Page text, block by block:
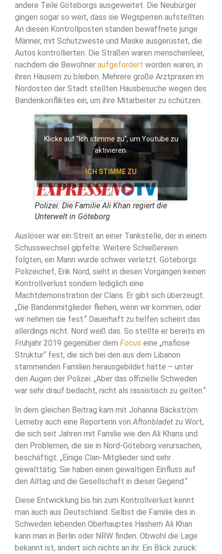
andere Teile Göteborgs ausgeweitet. Die Neubürger
gingen sogar so weit, dass sie Wegsperren aufstellten.
An diesen Kontrollposten standen bewaffnete junge
Männer, mit Schutzweste und Maske ausgerüstet, die
Autos kontrollierten. Die Straßen waren menschenleer,
nachdem die Bewohner aufgefordert worden waren, in
ihren Häusern zu bleiben. Mehrere große Arztpraxen im
Nordosten der Stadt stellten Hausbesuche wegen des
Bandenkonfliktes ein, um ihre Mitarbeiter zu schützen.
Klicke auf "Ich stimme zu", um Youtube zu
aktivieren
ICH STIMME ZU
Polizei: Die Familie Ali Khan regiert die
Unterwelt in Göteborg
Auslöser war ein Streit an einer Tankstelle, der in einem
Schusswechsel gipfelte. Weitere Schießereien
folgten, ein Mann wurde schwer verletzt. Göteborgs
Polizeichef, Erik Nord, sieht in diesen Vorgängen keinen
Kontrollverlust sondern lediglich eine
Machtdemonstration der Clans. Er gibt sich überzeugt:
„Die Bandenmitglieder fliehen, wenn wir kommen, oder
wir nehmen sie fest.“ Dauerhaft zu helfen scheint das
allerdings nicht. Nord weiß das. So stellte er bereits im
Frühjahr 2019 gegenüber dem Focus eine „mafiöse
Struktur“ fest, die sich bei den aus dem Libanon
stammenden Familien herausgebildet hätte – unter
den Augen der Polizei: „Aber das offizielle Schweden
war sehr drauf bedacht, nicht als rassistisch zu gelten.“
In dem gleichen Beitrag kam mit Johanna Bäckström
Lerneby auch eine Reporterin von Aftonbladet zu Wort,
die sich seit Jahren mit Familie wie den Ali Khans und
den Problemen, die sie in Nord-Göteborg verursachen,
beschäftigt: „Einige Clan-Mitglieder sind sehr
gewalttätig. Sie haben einen gewaltigen Einfluss auf
den Alltag und die Gesellschaft in dieser Gegend.“
Diese Entwicklung bis hin zum Kontrollverlust kennt
man auch aus Deutschland. Selbst die Familie des in
Schweden lebenden Oberhauptes Hashem Ali Khan
kann man in Berlin oder NRW finden. Obwohl die Lage
bekannt ist, ändert sich nichts an ihr. Ein Blick zurück: